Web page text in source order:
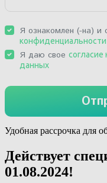
Удобная рассрочка для
Действует
01.08.2024!